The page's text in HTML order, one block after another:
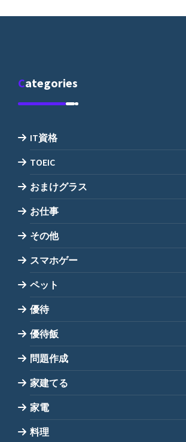
Categories
IT資格
TOEIC
おまけグラス
お仕事
その他
スマホゲー
ペット
優待
優待飯
問題作成
家建てる
家電
料理